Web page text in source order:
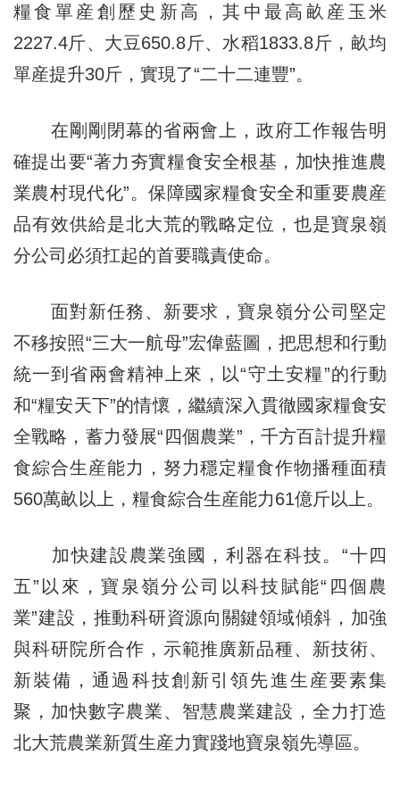
糧食單産創歷史新高，其中最高畝産玉米
2227.4斤、大豆650.8斤、水稻1833.8斤，畝均
單産提升30斤，實現了“二十二連豐”。
在剛剛閉幕的省兩會上，政府工作報告明
確提出要“著力夯實糧食安全根基，加快推進農
業農村現代化”。保障國家糧食安全和重要農産
品有效供給是北大荒的戰略定位，也是寶泉嶺
分公司必須扛起的首要職責使命。
面對新任務、新要求，寶泉嶺分公司堅定
不移按照“三大一航母”宏偉藍圖，把思想和行動
統一到省兩會精神上來，以“守土安糧”的行動
和“糧安天下”的情懷，繼續深入貫徹國家糧食安
全戰略，蓄力發展“四個農業”，千方百計提升糧
食綜合生産能力，努力穩定糧食作物播種面積
560萬畝以上，糧食綜合生産能力61億斤以上。
加快建設農業強國，利器在科技。“十四
五”以來，寶泉嶺分公司以科技賦能“四個農
業”建設，推動科研資源向關鍵領域傾斜，加強
與科研院所合作，示範推廣新品種、新技術、
新裝備，通過科技創新引領先進生産要素集
聚，加快數字農業、智慧農業建設，全力打造
北大荒農業新質生産力實踐地寶泉嶺先導區。